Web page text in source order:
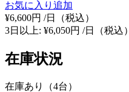
お気に入り追加
¥6,600円 /日（税込）
3日以上: ¥6,050円 /日（税込）
在庫状況
在庫あり（4台）